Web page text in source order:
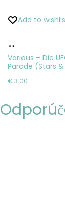
Add to
do
košíka
Various – Die
Parade (Stars
€ 3.00